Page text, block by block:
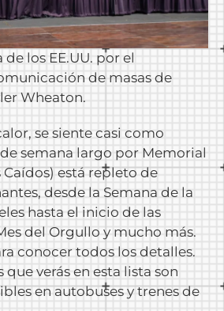
los EE.UU. por el
de masas de
Wheaton.
se siente casi como
semana largo por Memorial
Caídos) está repleto de
desde la Semana de la
hasta el inicio de las
del Orgullo y mucho más.
conocer todos los detalles.
que verás en esta lista son
en autobuses y trenes de